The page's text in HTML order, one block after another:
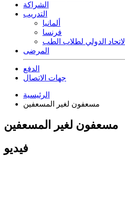
الشراكة
التدريب
ألمانيا
فرنسا
الاتحاد الدولي لطلاب الطب
المرضى
الدفع
جهات الاتصال
الرئيسية
مسعفون لغير المسعفين
مسعفون لغير المسعفين
فيديو